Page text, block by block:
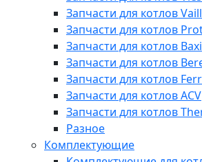
Запчасти для котлов
Запчасти для котлов
Запчасти для котлов Baxi
Запчасти для котлов
Запчасти для котлов
Запчасти для котлов ACV
Запчасти для котлов
Разное
Комплектующие